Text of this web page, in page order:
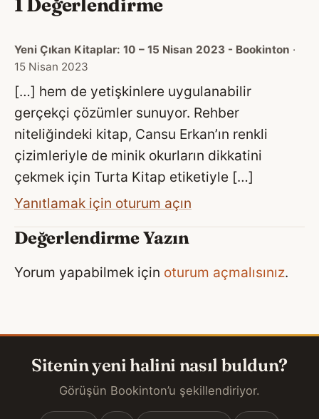
Yeni Çıkan Kitaplar: 10 – 15 Nisan 2023 - Bookinton ·
15 Nisan 2023
[…] hem de yetişkinlere uygulanabilir
gerçekçi çözümler sunuyor. Rehber
niteliğindeki kitap, Cansu Erkan’ın renkli
çizimleriyle de minik okurların dikkatini
çekmek için Turta Kitap etiketiyle […]
Yanıtlamak için oturum açın
Değerlendirme Yazın
Yorum yapabilmek için oturum açmalısınız.
Sitenin yeni halini nasıl buldun?
Görüşün Bookinton’u şekillendiriyor.